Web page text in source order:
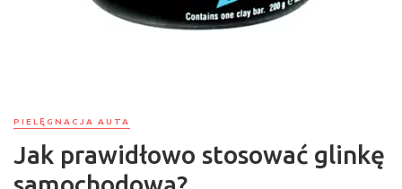
PIELĘGNACJA AUTA
Jak prawidłowo stosować glinkę